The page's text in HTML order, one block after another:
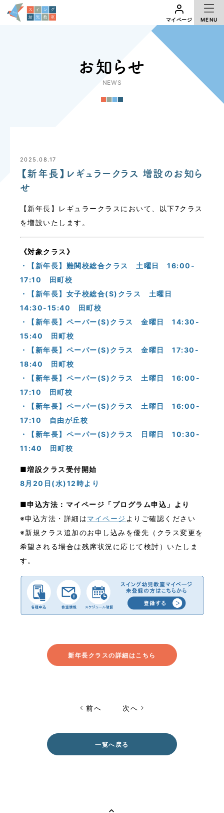
体験レッスン
マイページ MENU
お知らせ
NEWS
2025.08.17
【新年長】レギュラークラス 増設のお知ら
せ
【新年長】レギュラークラスにおいて、以下7クラス
を増設いたします。
《対象クラス》
・
【新年長】難関校総合クラス 土曜日 16:00-
17:10 田町校
・【新年長】女子校総合(S)クラス 土曜日
14:30-15:40 田町校
・【新年長】ペーパー(S)クラス 金曜日 14:30-
15:40 田町校
・【新年長】ペーパー(S)クラス 金曜日 17:30-
18:40 田町校
・【新年長】ペーパー(S)クラス 土曜日 16:00-
17:10 田町校
・【新年長】ペーパー(S)クラス 土曜日 16:00-
17:10 自由が丘校
・【新年長】ペーパー(S)クラス 日曜日 10:30-
11:40 田町校
■増設クラス受付開始
8月20日(水)12時より
■申込方法：マイページ「プログラム申込」より
※申込方法・詳細はマイページ よりご確認ください
※新規クラス追加のお申し込みを優先（クラス変更を
希望される場合は残席状況に応じて検討）いたしま
す。
新年長クラスの詳細はこちら
前へ 次へ
一覧へ戻る